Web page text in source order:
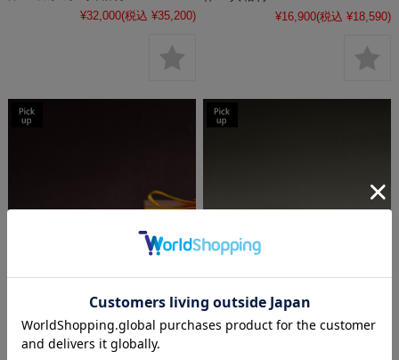
¥32,000(税込 ¥35,200) ¥16,900(税込 ¥18,590)